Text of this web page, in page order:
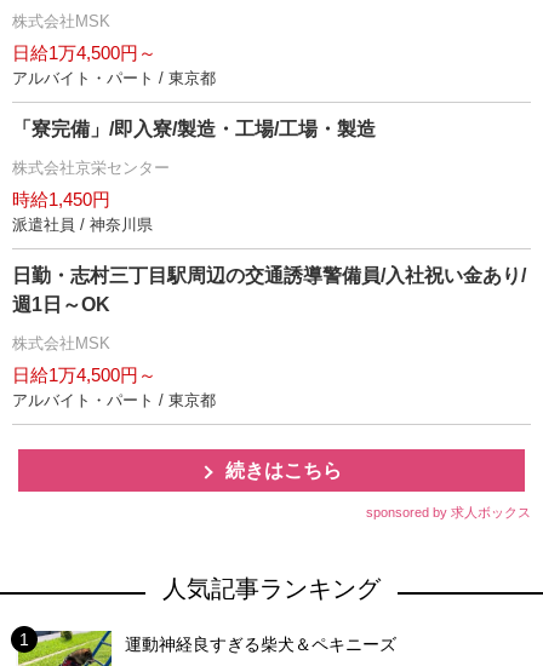
株式会社MSK
日給1万4,500円～
アルバイト・パート / 東京都
「寮完備」/即入寮/製造・工場/工場・製造
株式会社京栄センター
時給1,450円
派遣社員 / 神奈川県
日勤・志村三丁目駅周辺の交通誘導警備員/入社祝い金あり/
週1日～OK
株式会社MSK
日給1万4,500円～
アルバイト・パート / 東京都
続きはこちら
sponsored by 求人ボックス
人気記事ランキング
運動神経良すぎる柴犬＆ペキニーズ